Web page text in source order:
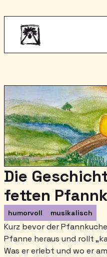
Die
fetten
humorvoll musikalisch
Kurz bevor der
Pfanne heraus und rollt
Was er erlebt und wo er